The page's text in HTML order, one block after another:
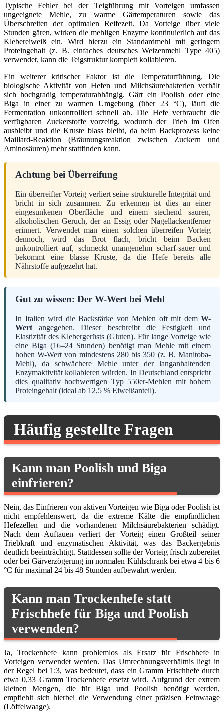
Typische Fehler bei der Teigführung mit Vorteigen umfassen
ungeeignete Mehle, zu warme Gärtemperaturen sowie das
Überschreiten der optimalen Reifezeit. Da Vorteige über viele
Stunden gären, wirken die mehligen Enzyme kontinuierlich auf das
Klebereiweiß ein. Wird hierzu ein Standardmehl mit geringem
Proteingehalt (z. B. einfaches deutsches Weizenmehl Type 405)
verwendet, kann die Teigstruktur komplett kollabieren.
Ein weiterer kritischer Faktor ist die Temperaturführung. Die
biologische Aktivität von Hefen und Milchsäurebakterien verhält
sich hochgradig temperaturabhängig. Gärt ein Poolish oder eine
Biga in einer zu warmen Umgebung (über 23 °C), läuft die
Fermentation unkontrolliert schnell ab. Die Hefe verbraucht die
verfügbaren Zuckerstoffe vorzeitig, wodurch der Trieb im Ofen
ausbleibt und die Kruste blass bleibt, da beim Backprozess keine
Maillard-Reaktion (Bräunungsreaktion zwischen Zuckern und
Aminosäuren) mehr stattfinden kann.
Achtung bei Überreifung
Ein überreifter Vorteig verliert seine strukturelle Integrität und
bricht in sich zusammen. Zu erkennen ist dies an einer
eingesunkenen Oberfläche und einem stechend sauren,
alkoholischen Geruch, der an Essig oder Nagellackentferner
erinnert. Verwendet man einen solchen überreifen Vorteig
dennoch, wird das Brot flach, bricht beim Backen
unkontrolliert auf, schmeckt unangenehm scharf-sauer und
bekommt eine blasse Kruste, da die Hefe bereits alle
Nährstoffe aufgezehrt hat.
Gut zu wissen: Der W-Wert bei Mehl
In Italien wird die Backstärke von Mehlen oft mit dem W-
Wert angegeben. Dieser beschreibt die Festigkeit und
Elastizität des Klebergerüsts (Gluten). Für lange Vorteige wie
eine Biga (16–24 Stunden) benötigt man Mehle mit einem
hohen W-Wert von mindestens 280 bis 350 (z. B. Manitoba-
Mehl), da schwächere Mehle unter der langanhaltenden
Enzymaktivität kollabieren würden. In Deutschland entspricht
dies qualitativ hochwertigen Typ 550er-Mehlen mit hohem
Proteingehalt (ideal ab 12,5 % Eiweißanteil).
Häufig gestellte Fragen
Kann man Poolish und Biga
einfrieren?
Nein, das Einfrieren von aktiven Vorteigen wie Biga oder Poolish ist
nicht empfehlenswert, da die extreme Kälte die empfindlichen
Hefezellen und die vorhandenen Milchsäurebakterien schädigt.
Nach dem Auftauen verliert der Vorteig einen Großteil seiner
Triebkraft und enzymatischen Aktivität, was das Backergebnis
deutlich beeinträchtigt. Stattdessen sollte der Vorteig frisch zubereitet
oder bei Gärverzögerung im normalen Kühlschrank bei etwa 4 bis 6
°C für maximal 24 bis 48 Stunden aufbewahrt werden.
Kann man Trockenhefe statt
Frischhefe für Biga und Poolish
verwenden?
Ja, Trockenhefe kann problemlos als Ersatz für Frischhefe in
Vorteigen verwendet werden. Das Umrechnungsverhältnis liegt in
der Regel bei 1:3, was bedeutet, dass ein Gramm Frischhefe durch
etwa 0,33 Gramm Trockenhefe ersetzt wird. Aufgrund der extrem
kleinen Mengen, die für Biga und Poolish benötigt werden,
empfiehlt sich hierbei die Verwendung einer präzisen Feinwaage
(Löffelwaage).